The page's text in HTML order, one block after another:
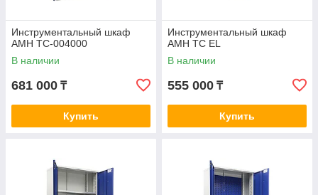
Инструментальный шкаф
AMH TC-004000
В наличии
681 000 ₸
Купить
Инструментальный шкаф
AMH TC EL
В наличии
555 000 ₸
Купить